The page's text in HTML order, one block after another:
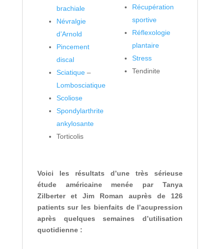
brachiale
Névralgie
d’Arnold
Pincement
discal
Sciatique–
Lombosciatique
Scoliose
Spondylarthrite
ankylosante
Torticolis
Récupération
sportive
Réflexologie
plantaire
Stress
Tendinite
Voici les résultats d’une très sérieuse
étude américaine menée par Tanya
Zilberter et Jim Roman auprès de 126
patients sur les bienfaits de l’acupression
après quelques semaines d’utilisation
quotidienne :